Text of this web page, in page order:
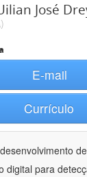
José
E-mail
Currículo
desenvolvimento
digital para